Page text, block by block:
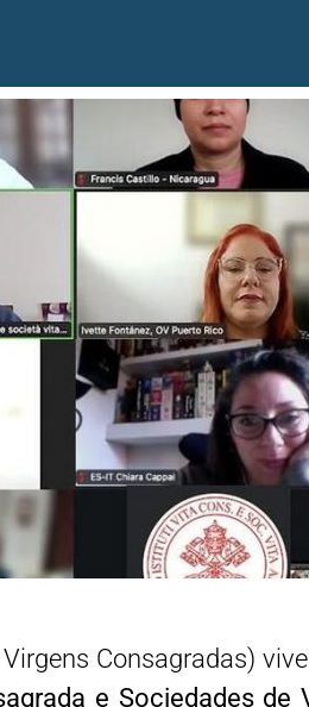
Consagradas)
e Sociedades de